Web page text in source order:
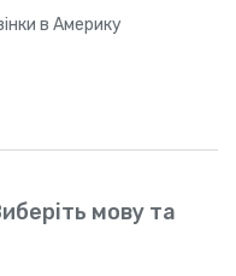
в Америку
мову та